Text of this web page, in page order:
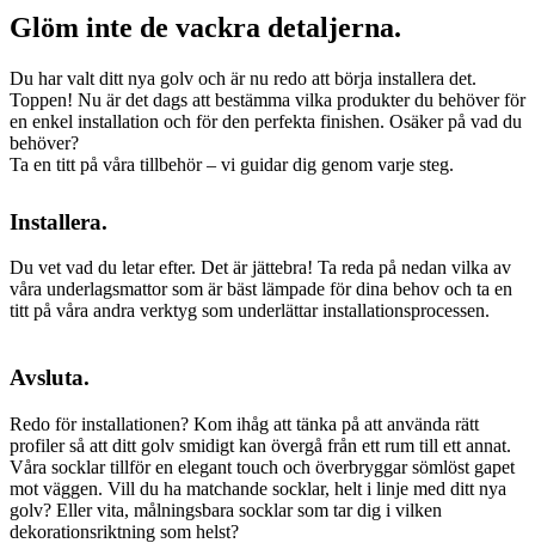
Glöm inte de vackra detaljerna.
Du har valt ditt nya golv och är nu redo att börja installera det.
Toppen! Nu är det dags att bestämma vilka produkter du behöver för
en enkel installation och för den perfekta finishen. Osäker på vad du
behöver?
Ta en titt på våra tillbehör – vi guidar dig genom varje steg.
Installera.
Du vet vad du letar efter. Det är jättebra! Ta reda på nedan vilka av
våra underlagsmattor som är bäst lämpade för dina behov och ta en
titt på våra andra verktyg som underlättar installationsprocessen.
Avsluta.
Redo för installationen? Kom ihåg att tänka på att använda rätt
profiler så att ditt golv smidigt kan övergå från ett rum till ett annat.
Våra socklar tillför en elegant touch och överbryggar sömlöst gapet
mot väggen. Vill du ha matchande socklar, helt i linje med ditt nya
golv? Eller vita, målningsbara socklar som tar dig i vilken
dekorationsriktning som helst?